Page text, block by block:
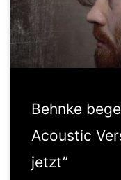
Behnke
Acoustic
jetzt”